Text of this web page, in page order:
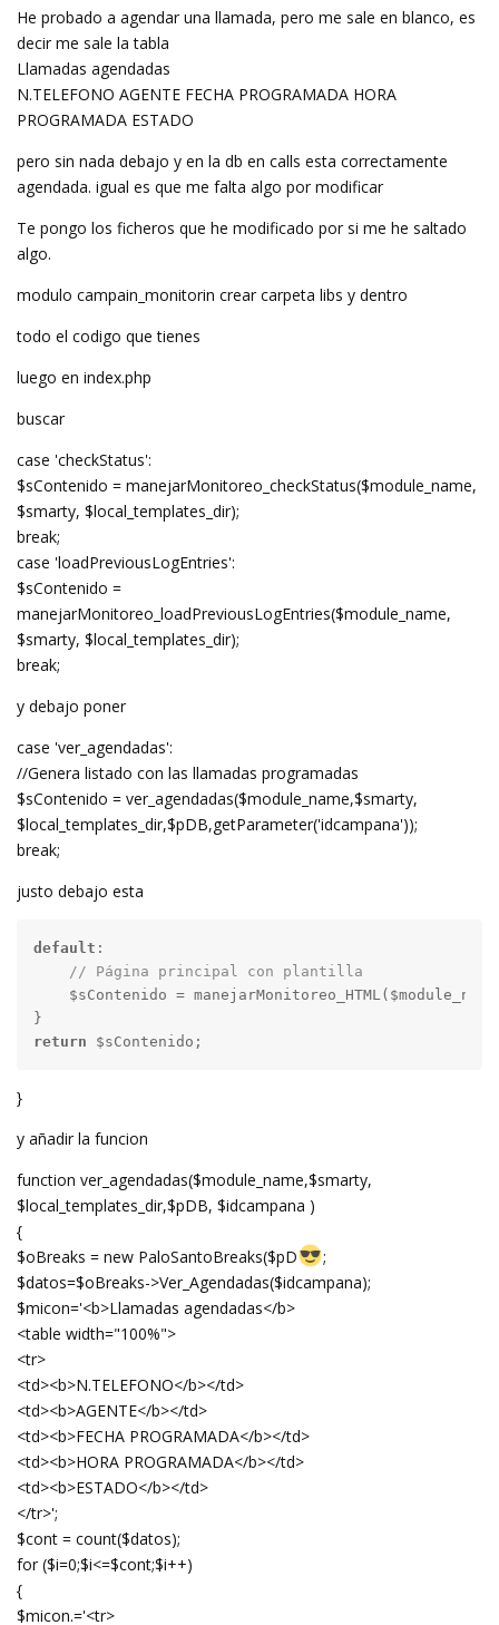
He probado a agendar una llamada, pero me sale en blanco, es
decir me sale la tabla
Llamadas agendadas
N.TELEFONO AGENTE FECHA PROGRAMADA HORA
PROGRAMADA ESTADO
pero sin nada debajo y en la db en calls esta correctamente
agendada. igual es que me falta algo por modificar
Te pongo los ficheros que he modificado por si me he saltado
algo.
modulo campain_monitorin crear carpeta libs y dentro
todo el codigo que tienes
luego en index.php
buscar
case 'checkStatus':
$sContenido = manejarMonitoreo_checkStatus($module_name,
$smarty, $local_templates_dir);
break;
case 'loadPreviousLogEntries':
$sContenido =
manejarMonitoreo_loadPreviousLogEntries($module_name,
$smarty, $local_templates_dir);
break;
y debajo poner
case 'ver_agendadas':
//Genera listado con las llamadas programadas
$sContenido = ver_agendadas($module_name,$smarty,
$local_templates_dir,$pDB,getParameter('idcampana'));
break;
justo debajo esta
default :
// Página principal con plantilla
$sContenido =
return $sContenido;
}
y añadir la funcion
function ver_agendadas($module_name,$smarty,
$local_templates_dir,$pDB, $idcampana )
{
$oBreaks = new PaloSantoBreaks($pD
;
$datos=$oBreaks->Ver_Agendadas($idcampana);
$micon='<b>Llamadas agendadas</b>
<table width="100%">
<tr>
<td><b>N.TELEFONO</b></td>
<td><b>AGENTE</b></td>
<td><b>FECHA PROGRAMADA</b></td>
<td><b>HORA PROGRAMADA</b></td>
<td><b>ESTADO</b></td>
</tr>';
$cont = count($datos);
for ($i=0;$i<=$cont;$i++)
{
$micon.='<tr>